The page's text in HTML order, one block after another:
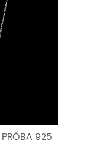
PRÓBA 925